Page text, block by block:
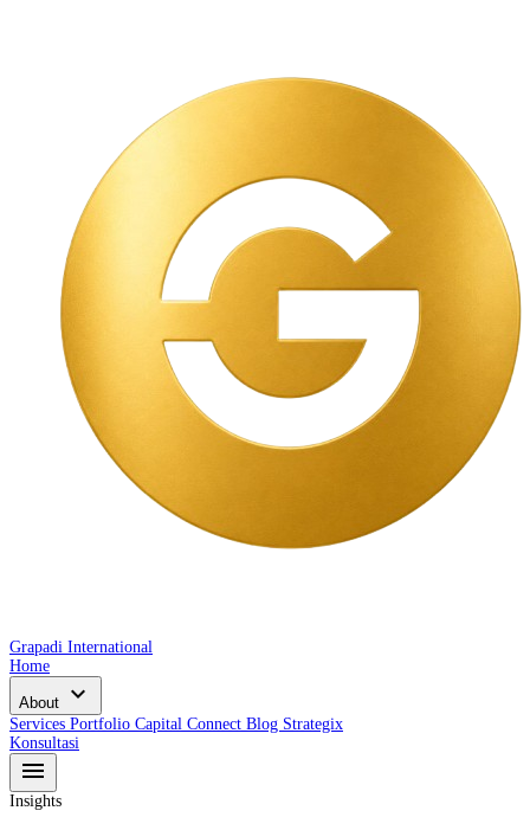
Grapadi International
Home
About expand_more
Services Portfolio Capital Connect Blog Strategix
Konsultasi
menu
Insights